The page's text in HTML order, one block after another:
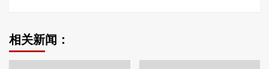
相关新闻：